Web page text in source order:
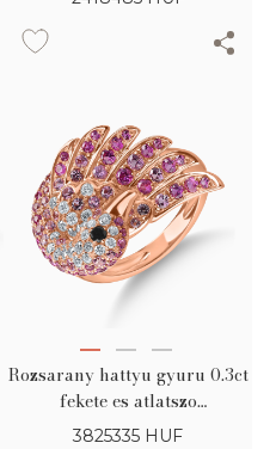
Rozsarany hattyu gyuru 0.3ct
fekete es atlatszo
gyemantokkal es 1.2ct rozsa
3825335 HUF